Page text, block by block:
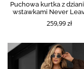
Puchowa kurtka z
wstawkami Never
259,99 zł